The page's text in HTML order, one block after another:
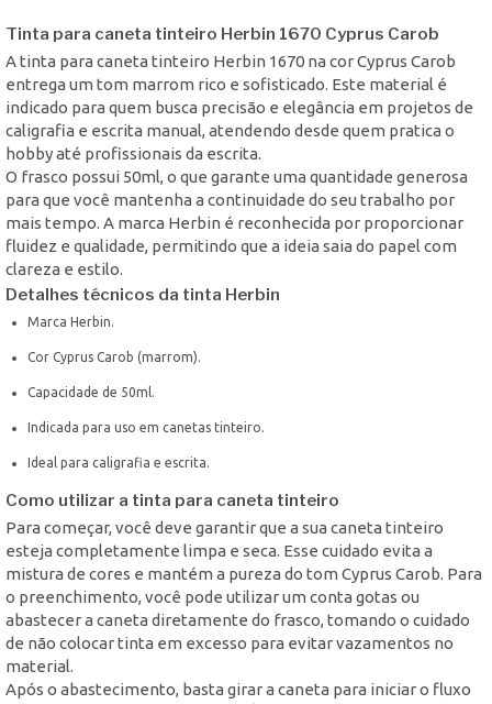
Tinta para caneta tinteiro Herbin 1670 Cyprus Carob
A tinta para caneta tinteiro Herbin 1670 na cor Cyprus Carob
entrega um tom marrom rico e sofisticado. Este material é
indicado para quem busca precisão e elegância em projetos de
caligrafia e escrita manual, atendendo desde quem pratica o
hobby até profissionais da escrita.
O frasco possui 50ml, o que garante uma quantidade generosa
para que você mantenha a continuidade do seu trabalho por
mais tempo. A marca Herbin é reconhecida por proporcionar
fluidez e qualidade, permitindo que a ideia saia do papel com
clareza e estilo.
Detalhes técnicos da tinta Herbin
Marca Herbin.
Cor Cyprus Carob (marrom).
Capacidade de 50ml.
Indicada para uso em canetas tinteiro.
Ideal para caligrafia e escrita.
Como utilizar a tinta para caneta tinteiro
Para começar, você deve garantir que a sua caneta tinteiro
esteja completamente limpa e seca. Esse cuidado evita a
mistura de cores e mantém a pureza do tom Cyprus Carob. Para
o preenchimento, você pode utilizar um conta gotas ou
abastecer a caneta diretamente do frasco, tomando o cuidado
de não colocar tinta em excesso para evitar vazamentos no
material.
Após o abastecimento, basta girar a caneta para iniciar o fluxo